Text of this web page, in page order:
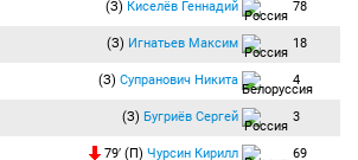
(З) Киселёв Геннадий 78
(З) Игнатьев Максим 18
(З) Супранович Никита 4
(З) Бугриёв Сергей 3
79′ (П) Чурсин Кирилл 69